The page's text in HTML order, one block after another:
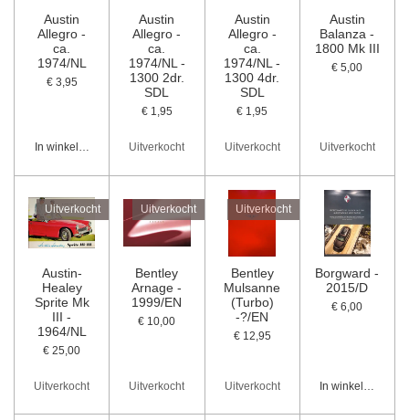
Austin
Allegro -
ca.
1974/NL
€ 3,95
In winkelwagen
Austin
Allegro -
ca.
1974/NL -
1300 2dr.
SDL
€ 1,95
Uitverkocht
Austin
Allegro -
ca.
1974/NL -
1300 4dr.
SDL
€ 1,95
Uitverkocht
Austin
Balanza -
1800 Mk III
€ 5,00
Uitverkocht
Uitverkocht
Austin-
Healey
Sprite Mk
III -
1964/NL
€ 25,00
Uitverkocht
Uitverkocht
Bentley
Arnage -
1999/EN
€ 10,00
Uitverkocht
Uitverkocht
Bentley
Mulsanne
(Turbo)
-?/EN
€ 12,95
Uitverkocht
Borgward -
2015/D
€ 6,00
In winkelwagen